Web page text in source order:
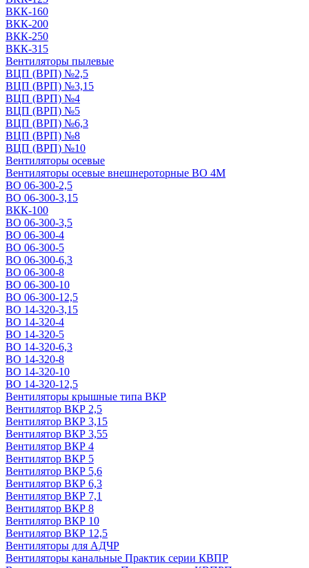
ВКК-160
ВКК-200
ВКК-250
ВКК-315
Вентиляторы пылевые
ВЦП (ВРП) №2,5
ВЦП (ВРП) №3,15
ВЦП (ВРП) №4
ВЦП (ВРП) №5
ВЦП (ВРП) №6,3
ВЦП (ВРП) №8
ВЦП (ВРП) №10
Вентиляторы осевые
Вентиляторы осевые внешнероторные ВО 4М
ВО 06-300-2,5
ВО 06-300-3,15
ВКК-100
ВО 06-300-3,5
ВО 06-300-4
ВО 06-300-5
ВО 06-300-6,3
ВО 06-300-8
ВО 06-300-10
ВО 06-300-12,5
ВО 14-320-3,15
ВО 14-320-4
ВО 14-320-5
ВО 14-320-6,3
ВО 14-320-8
ВО 14-320-10
ВО 14-320-12,5
Вентиляторы крышные типа ВКР
Вентилятор ВКР 2,5
Вентилятор ВКР 3,15
Вентилятор ВКР 3,55
Вентилятор ВКР 4
Вентилятор ВКР 5
Вентилятор ВКР 5,6
Вентилятор ВКР 6,3
Вентилятор ВКР 7,1
Вентилятор ВКР 8
Вентилятор ВКР 10
Вентилятор ВКР 12,5
Вентиляторы для АДЧР
Вентиляторы канальные Практик серии КВПР